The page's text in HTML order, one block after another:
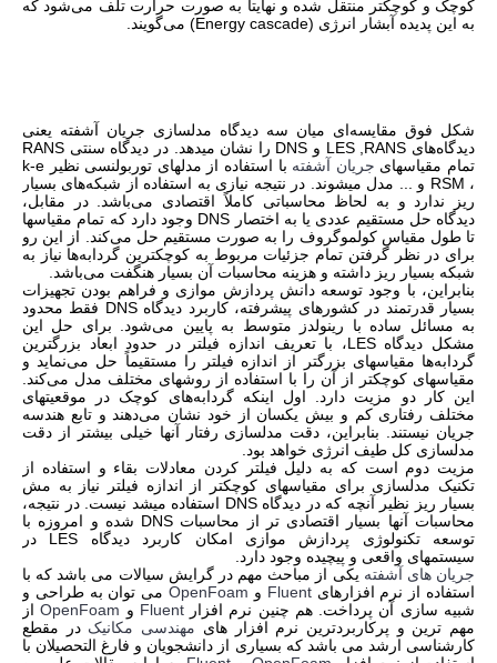
کوچک و کوچکتر منتقل شده و نهایتا به صورت حرارت تلف می‌شود که
به این پدیده آبشار انرژی (Energy cascade) می‌گویند.
شکل فوق مقایسه‌ای میان سه دیدگاه مدلسازی جریان آشفته یعنی
دیدگاه‌های LES ,RANS و DNS را نشان میدهد. در دیدگاه سنتی RANS
تمام مقیاسهای جریان آشفته
با استفاده از مدلهای توربولنسی نظیر k-e
، RSM و ... مدل میشوند. در نتیجه نیازی به استفاده از شبکه‌های بسیار
ریز ندارد و به لحاظ محاسباتی کاملاً اقتصادی می‌باشد. در مقابل،
دیدگاه حل مستقیم عددی یا به اختصار DNS وجود دارد که تمام مقیاسها
تا طول مقیاس کولموگروف را به صورت مستقیم حل می‌کند. از این رو
برای در نظر گرفتن تمام جزئیات مربوط به کوچکترین گردابه‌ها نیاز به
شبکه بسیار ریز داشته و هزینه محاسبات آن بسیار هنگفت می‌باشد.
بنابراین، با وجود توسعه دانش پردازش موازی و فراهم بودن تجهیزات
بسیار قدرتمند در کشورهای پیشرفته، کاربرد دیدگاهDNS فقط محدود
به مسائل ساده با رینولدز متوسط به پایین می‌شود. برای حل این
مشکل دیدگاهLES، با تعریف اندازه فیلتر در حدود ابعاد بزرگترین
گردابه‌ها مقیاسهای بزرگتر از اندازه فیلتر را مستقیماً حل می‌نماید و
مقیاسهای کوچکتر از آن را با استفاده از روشهای مختلف مدل می‌کند.
این کار دو مزیت دارد. اول اینکه گردابه‌های کوچک در موقعیتهای
مختلف رفتاری کم و بیش یکسان از خود نشان می‌دهند و تابع هندسه
جریان نیستند. بنابراین، دقت مدلسازی رفتار آنها خیلی بیشتر از دقت
مدلسازی کل طیف انرژی خواهد بود.
مزیت دوم است که به دلیل فیلتر کردن معادلات بقاء و استفاده از
تکنیک مدلسازی برای مقیاسهای کوچکتر از اندازه فیلتر نیاز به مش
بسیار ریز نظیر آنچه که در دیدگاهDNS استفاده میشد نیست. در نتیجه،
محاسبات آنها بسیار اقتصادی تر از محاسبات DNS شده و امروزه با
توسعه تکنولوژی پردازش موازی امکان کاربرد دیدگاه LES در
سیستمهای واقعی و پیچیده وجود دارد.
جریان های آشفته یکی از مباحث مهم در گرایش سیالات می باشد که با
استفاده از نرم افزارهایFluent و OpenFoam می توان به طراحی و
شبیه سازی آن پرداخت. هم چنین نرم افزارFluent و OpenFoam از
مهم ترین و پرکاربردترین نرم افزار های مهندسی مکانیکدر مقطع
کارشناسی ارشد می باشد که بسیاری از دانشجویان و فارغ التحصیلان با